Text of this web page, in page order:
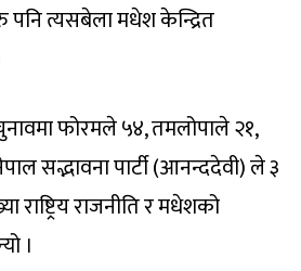
त्यसबेला मधेश केन्द्रित
फोरमले ५४, तमलोपाले २१,
सद्भावना पार्टी (आनन्ददेवी) ले ३
राष्ट्रिय राजनीति र मधेशको
।